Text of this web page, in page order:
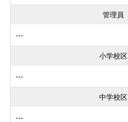
管理員
---
小学校区
---
中学校区
---